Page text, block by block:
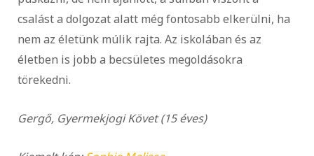
csalást a dolgozat alatt még fontosabb elkerülni, ha
nem az életünk múlik rajta. Az iskolában és az
életben is jobb a becsületes megoldásokra
törekedni.
Gergő, Gyermekjogi Követ (15 éves)